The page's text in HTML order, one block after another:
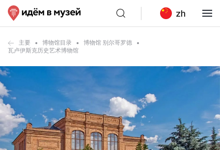
zh
主要 博物馆目录
博物馆 别尔哥罗德
瓦卢伊斯克历史艺术博物馆